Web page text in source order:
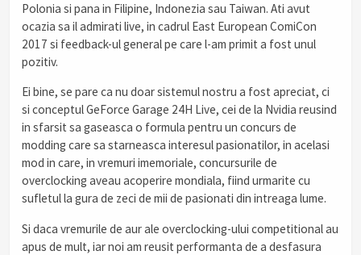
Polonia si pana in Filipine, Indonezia sau Taiwan. Ati avut
ocazia sa il admirati live, in cadrul East European ComiCon
2017 si feedback-ul general pe care l-am primit a fost unul
pozitiv.
Ei bine, se pare ca nu doar sistemul nostru a fost apreciat, ci
si conceptul GeForce Garage 24H Live, cei de la Nvidia reusind
in sfarsit sa gaseasca o formula pentru un concurs de
modding care sa starneasca interesul pasionatilor, in acelasi
mod in care, in vremuri imemoriale, concursurile de
overclocking aveau acoperire mondiala, fiind urmarite cu
sufletul la gura de zeci de mii de pasionati din intreaga lume.
Si daca vremurile de aur ale overclocking-ului competitional au
apus de mult, iar noi am reusit performanta de a desfasura